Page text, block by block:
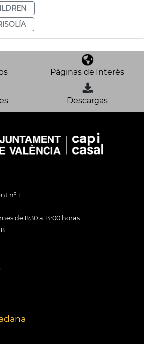
Páginas de Interés
Descargas
nº 1
de 8:30 a 14:00 horas